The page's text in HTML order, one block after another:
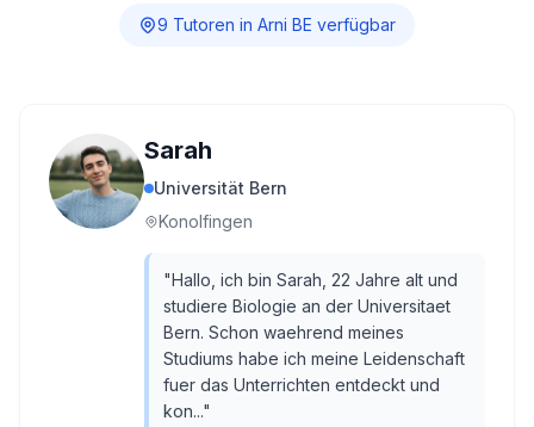
9 Tutoren in Arni BE verfügbar
Sarah
Universität Bern
Konolfingen
"Hallo, ich bin Sarah, 22 Jahre alt und
studiere Biologie an der Universitaet
Bern. Schon waehrend meines
Studiums habe ich meine Leidenschaft
fuer das Unterrichten entdeckt und
kon..."